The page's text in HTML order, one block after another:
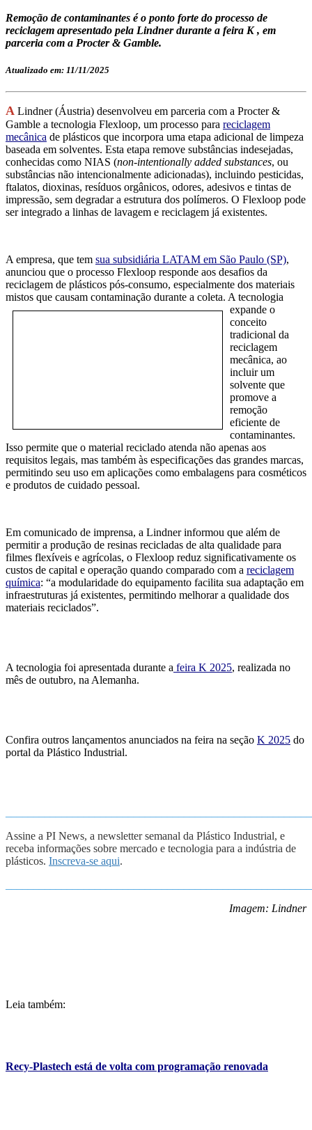
Remoção de contaminantes é o ponto forte do processo de
reciclagem apresentado pela Lindner durante a feira K , em
parceria com a Procter & Gamble.
Atualizado em: 11/11/2025
A Lindner (Áustria) desenvolveu em parceria com a Procter &
Gamble a tecnologia Flexloop, um processo para reciclagem
mecânica de plásticos que incorpora uma etapa adicional de limpeza
baseada em solventes. Esta etapa remove substâncias indesejadas,
conhecidas como NIAS (non-intentionally added substances, ou
substâncias não intencionalmente adicionadas), incluindo pesticidas,
ftalatos, dioxinas, resíduos orgânicos, odores, adesivos e tintas de
impressão, sem degradar a estrutura dos polímeros. O Flexloop pode
ser integrado a linhas de lavagem e reciclagem já existentes.
A empresa, que tem sua subsidiária LATAM em São Paulo (SP),
anunciou que o processo Flexloop responde aos desafios da
reciclagem de plásticos pós-consumo, especialmente dos materiais
mistos que causam contaminação durante a coleta. A tecnologia
expande o
conceito
tradicional da
reciclagem
mecânica, ao
incluir um
solvente que
promove a
remoção
eficiente de
contaminantes.
Isso permite que o material reciclado atenda não apenas aos
requisitos legais, mas também às especificações das grandes marcas,
permitindo seu uso em aplicações como embalagens para cosméticos
e produtos de cuidado pessoal.
Em comunicado de imprensa, a Lindner informou que além de
permitir a produção de resinas recicladas de alta qualidade para
filmes flexíveis e agrícolas, o Flexloop reduz significativamente os
custos de capital e operação quando comparado com a reciclagem
química: “a modularidade do equipamento facilita sua adaptação em
infraestruturas já existentes, permitindo melhorar a qualidade dos
materiais reciclados”.
A tecnologia foi apresentada durante a feira K 2025, realizada no
mês de outubro, na Alemanha.
Confira outros lançamentos anunciados na feira na seção K 2025 do
portal da Plástico Industrial.
Assine a PI News, a newsletter semanal da Plástico Industrial, e
receba informações sobre mercado e tecnologia para a indústria de
plásticos. Inscreva-se aqui.
Imagem: Lindner
Leia também:
Recy-Plastech está de volta com programação renovada